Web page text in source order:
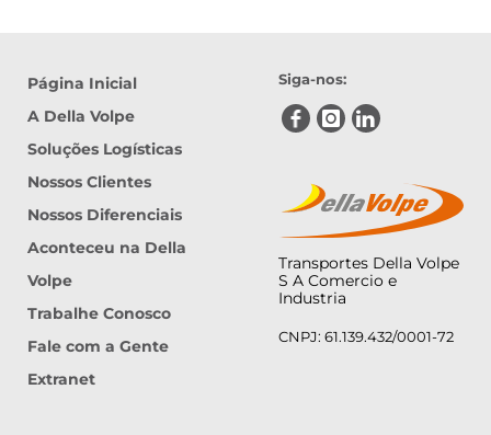
Página Inicial
A Della Volpe
Soluções Logísticas
Nossos Clientes
Nossos Diferenciais
Aconteceu na Della
Volpe
Trabalhe Conosco
Fale com a Gente
Extranet
Siga-nos:
Transportes Della Volpe
S A Comercio e
Industria
CNPJ: 61.139.432/0001-72